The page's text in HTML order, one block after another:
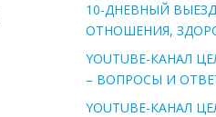
10-ДНЕВНЫЙ
ОТНОШЕНИЯ,
YOUTUBE-КАНАЛ
– ВОПРОСЫ И
YOUTUBE-КАНАЛ